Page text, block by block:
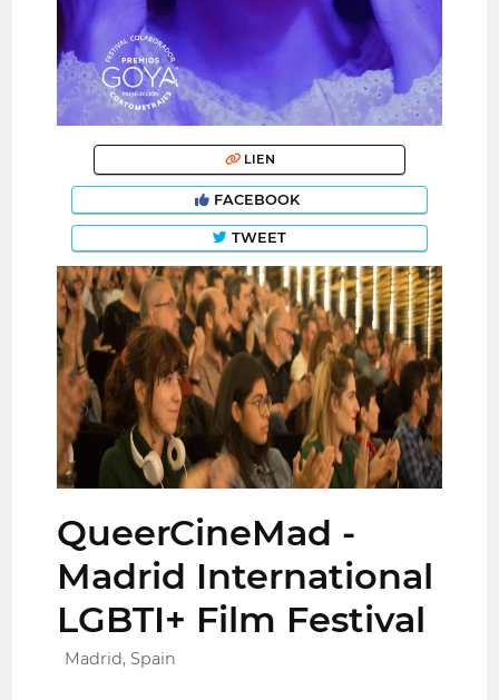
LIEN
FACEBOOK
TWEET
QueerCineMad -
Madrid International
LGBTI+ Film Festival
Madrid, Spain